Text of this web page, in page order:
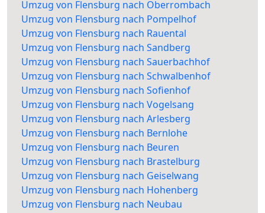
Umzug von Flensburg nach Oberrombach
Umzug von Flensburg nach Pompelhof
Umzug von Flensburg nach Rauental
Umzug von Flensburg nach Sandberg
Umzug von Flensburg nach Sauerbachhof
Umzug von Flensburg nach Schwalbenhof
Umzug von Flensburg nach Sofienhof
Umzug von Flensburg nach Vogelsang
Umzug von Flensburg nach Arlesberg
Umzug von Flensburg nach Bernlohe
Umzug von Flensburg nach Beuren
Umzug von Flensburg nach Brastelburg
Umzug von Flensburg nach Geiselwang
Umzug von Flensburg nach Hohenberg
Umzug von Flensburg nach Neubau